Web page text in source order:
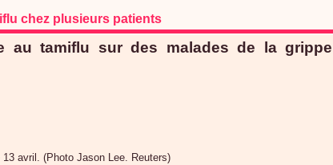
chez plusieurs patients
au tamiflu sur des malades de la grippe
avril. (Photo Jason Lee. Reuters)